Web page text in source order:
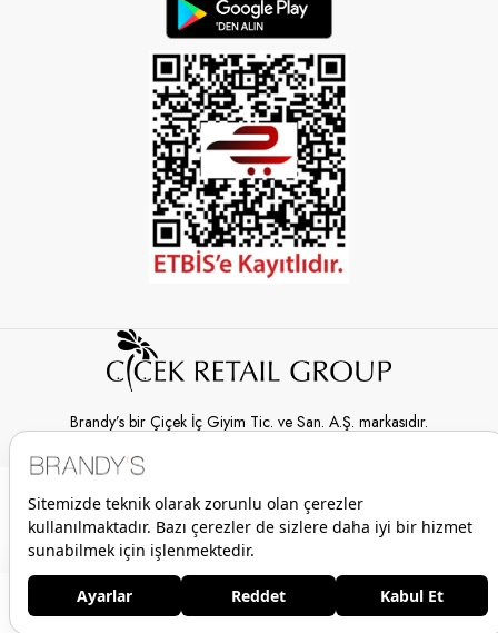
Brandy’s bir Çiçek İç Giyim Tic. ve San. A.Ş. markasıdır.
© 2026 Brandy’s | Her hakkı saklıdır.
13.999,00 TL